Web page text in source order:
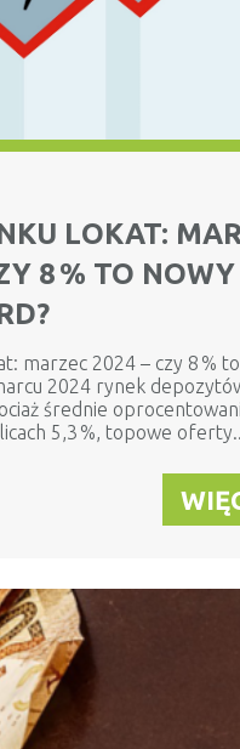
LOKAT:
8 % TO NOWY
marzec 2024 – czy 8 %
2024 rynek
średnie
5,3 %, topowe